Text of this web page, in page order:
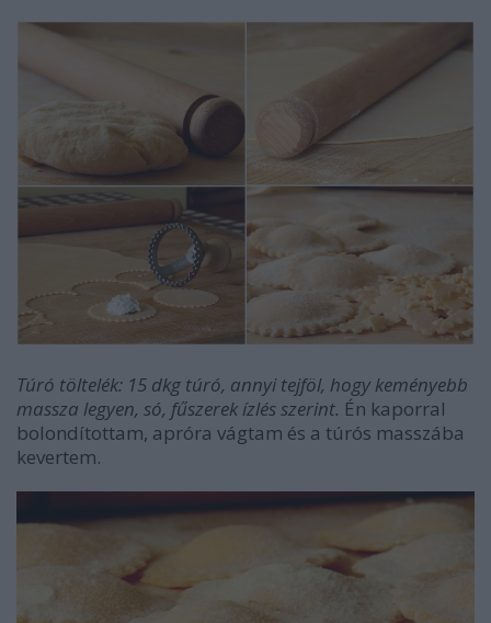
Túró töltelék: 15 dkg túró, annyi tejföl, hogy keményebb
massza legyen, só, fűszerek ízlés szerint. Én kaporral
bolondítottam, apróra vágtam és a túrós masszába
kevertem.